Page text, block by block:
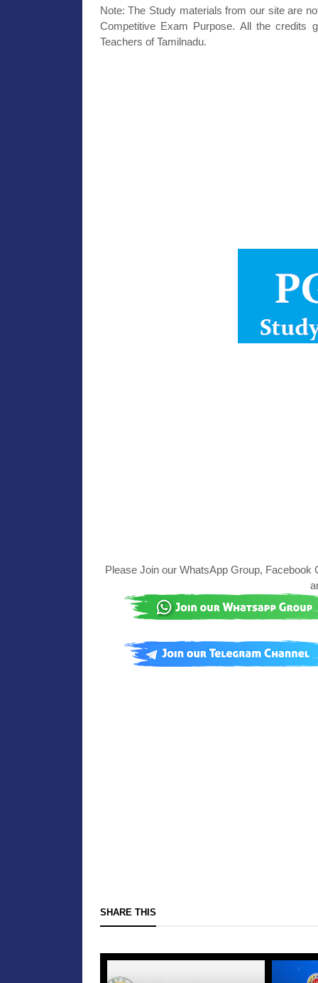
Note: The Study materials from our site are
Competitive Exam Purpose. All the credits
Teachers of Tamilnadu.
Please Join our WhatsApp Group, Facebook
SHARE THIS